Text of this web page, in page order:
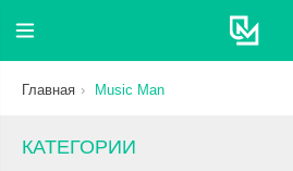
Главная Music Man
КАТЕГОРИИ